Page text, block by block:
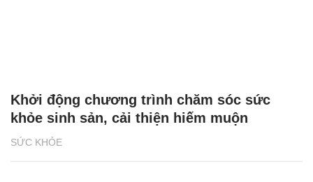
SỨC KHỎE
Khởi động chương trình chăm sóc sức
khỏe sinh sản, cải thiện hiếm muộn